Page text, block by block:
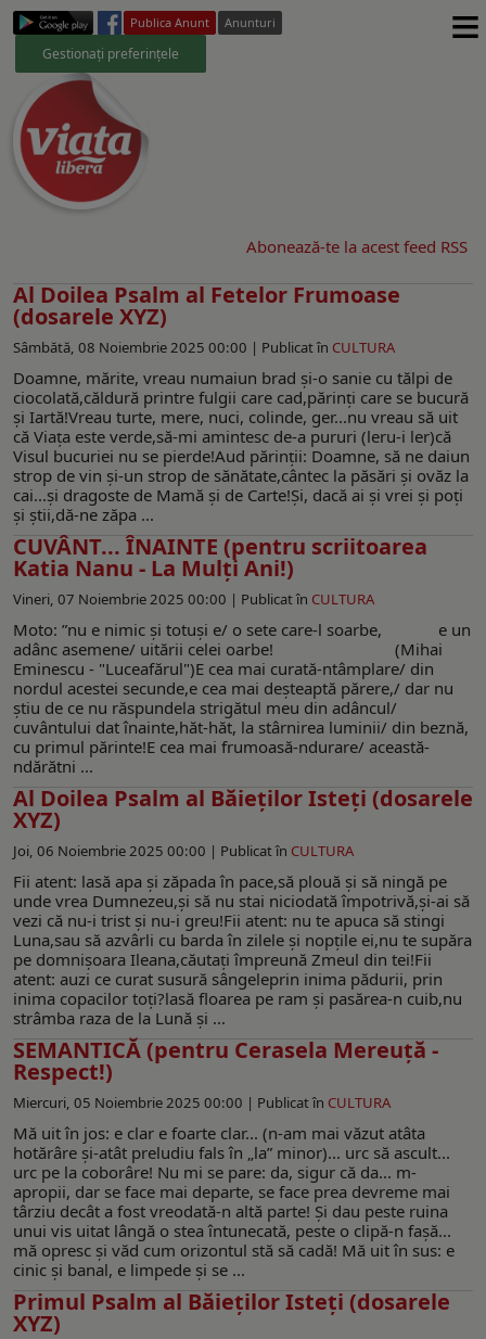
Publica Anunt Anunturi
Gestionați preferințele ≡
Abonează-te la acest feed RSS
Al Doilea Psalm al Fetelor Frumoase
(dosarele XYZ)
Sâmbătă, 08 Noiembrie 2025 00:00 | Publicat în CULTURA
Doamne, mărite, vreau numaiun brad şi-o sanie cu tălpi de
ciocolată,căldură printre fulgii care cad,părinţi care se bucură
şi Iartă!Vreau turte, mere, nuci, colinde, ger...nu vreau să uit
că Viaţa este verde,să-mi amintesc de-a pururi (leru-i ler)că
Visul bucuriei nu se pierde!Aud părinţii: Doamne, să ne daiun
strop de vin şi-un strop de sănătate,cântec la păsări şi ovăz la
cai...şi dragoste de Mamă şi de Carte!Şi, dacă ai şi vrei şi poţi
şi ştii,dă-ne zăpa ...
CUVÂNT... ÎNAINTE (pentru scriitoarea
Katia Nanu - La Mulți Ani!)
Vineri, 07 Noiembrie 2025 00:00 | Publicat în CULTURA
Moto: ”nu e nimic și totuși e/ o sete care-l soarbe, e un
adânc asemene/ uitării celei oarbe! (Mihai
Eminescu - "Luceafărul")E cea mai curată-ntâmplare/ din
nordul acestei secunde,e cea mai deşteaptă părere,/ dar nu
ştiu de ce nu răspundela strigătul meu din adâncul/
cuvântului dat înainte,hăt-hăt, la stârnirea luminii/ din beznă,
cu primul părinte!E cea mai frumoasă-ndurare/ această-
ndărătni ...
Al Doilea Psalm al Băieţilor Isteţi (dosarele
XYZ)
Joi, 06 Noiembrie 2025 00:00 | Publicat în CULTURA
Fii atent: lasă apa şi zăpada în pace,să plouă şi să ningă pe
unde vrea Dumnezeu,şi să nu stai niciodată împotrivă,şi-ai să
vezi că nu-i trist şi nu-i greu!Fii atent: nu te apuca să stingi
Luna,sau să azvârli cu barda în zilele şi nopţile ei,nu te supăra
pe domnişoara Ileana,căutaţi împreună Zmeul din tei!Fii
atent: auzi ce curat susură sângeleprin inima pădurii, prin
inima copacilor toţi?lasă floarea pe ram şi pasărea-n cuib,nu
strâmba raza de la Lună şi ...
SEMANTICĂ (pentru Cerasela Mereuță -
Respect!)
Miercuri, 05 Noiembrie 2025 00:00 | Publicat în CULTURA
Mă uit în jos: e clar e foarte clar... (n-am mai văzut atâta
hotărâre şi-atât preludiu fals în „la” minor)... urc să ascult...
urc pe la coborâre! Nu mi se pare: da, sigur că da... m-
apropii, dar se face mai departe, se face prea devreme mai
târziu decât a fost vreodată-n altă parte! Şi dau peste ruina
unui vis uitat lângă o stea întunecată, peste o clipă-n faşă...
mă opresc şi văd cum orizontul stă să cadă! Mă uit în sus: e
cinic şi banal, e limpede şi se ...
Primul Psalm al Băieţilor Isteţi (dosarele
XYZ)